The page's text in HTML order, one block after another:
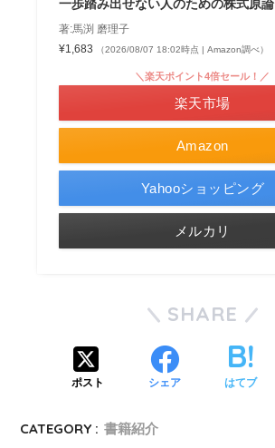
一歩踏み出せない人のための株式原論
著:馬渕 磨理子
¥1,683
（2026/08/07 18:02時点 | Amazon調べ）
Amazon
＼楽天ポイント4倍セール！／
楽天市場
Yahooショッピング
メルカリ
SHARE
ポスト シェア はてブ
CATEGORY : 書籍紹介